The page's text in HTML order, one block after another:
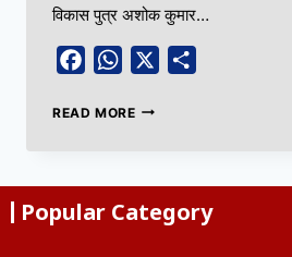
विकास पुत्र अशोक कुमार…
FacebookWhatsApp
READ MORE
Popular Category